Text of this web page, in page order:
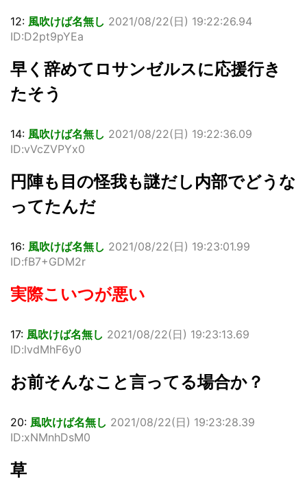
12: 風吹けば名無し 2021/08/22(日) 19:22:26.94
ID:D2pt9pYEa
早く辞めてロサンゼルスに応援行き
たそう
14: 風吹けば名無し 2021/08/22(日) 19:22:36.09
ID:vVcZVPYx0
円陣も目の怪我も謎だし内部でどうな
ってたんだ
16: 風吹けば名無し 2021/08/22(日) 19:23:01.99
ID:fB7+GDM2r
実際こいつが悪い
17: 風吹けば名無し 2021/08/22(日) 19:23:13.69
ID:lvdMhF6y0
お前そんなこと言ってる場合か？
20: 風吹けば名無し 2021/08/22(日) 19:23:28.39
ID:xNMnhDsM0
草